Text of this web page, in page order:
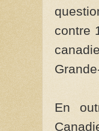
contre
En